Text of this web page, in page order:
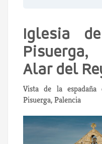
Iglesia
Alar del
Vista de la
Pisuerga, Palencia